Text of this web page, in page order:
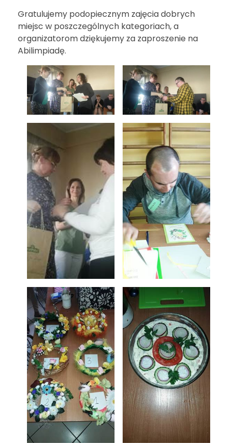
Gratulujemy podopiecznym zajęcia dobrych
miejsc w poszczególnych kategoriach, a
organizatorom dziękujemy za zaproszenie na
Abilimpiadę.